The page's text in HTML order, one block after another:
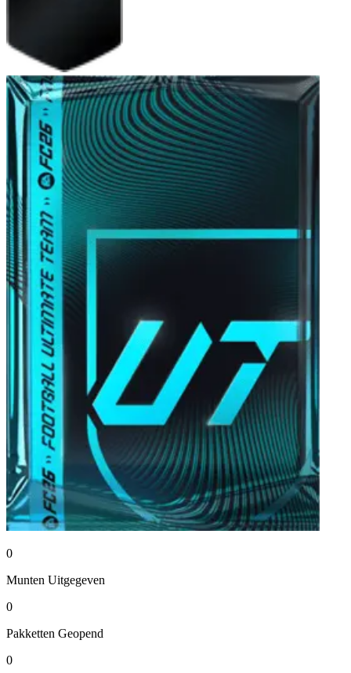
0
Munten Uitgegeven
0
Pakketten Geopend
0